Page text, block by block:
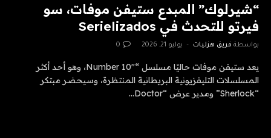
“شيرلوك” المبدع ستيفن موفات، سو
فيرتو للتحدث في Serielizados
بواسطة فريق هزليات يوليو 21, 2026 0
يعد ستيفن موفات حاليًا مسلسل “Number 10″، وهو أحد أكثر
المسلسلات التليفزيونية البريطانية المنتظرة، وسيحضر مبتكر
“Sherlock” ومدير عرض “Doctor…